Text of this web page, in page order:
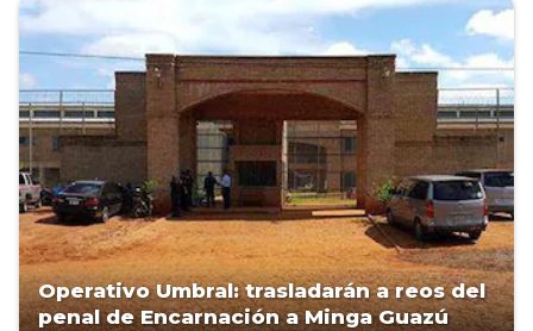
Operativo Umbral: trasladarán a reos del
penal de Encarnación a Minga Guazú